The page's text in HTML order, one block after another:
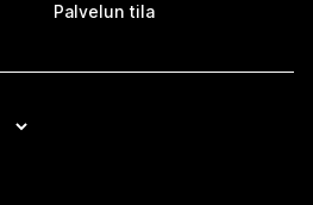
Palvelun tila